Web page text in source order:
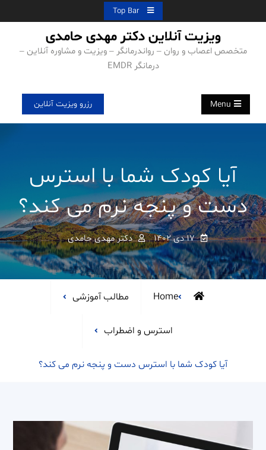
to
Top Bar
ویزیت آنلاین دکتر مهدی حامدی
متخصص اعصاب و روان – رواندرمانگر – ویزیت و مشاوره آنلاین –
درمانگر EMDR
Menu رزرو ویزیت آنلاین
آیا کودک شما با استرس
دست و پنجه نرم می کند؟
۱۷ دی ۱۴۰۲ دکتر مهدی حامدی
Home مطالب آموزشی
استرس و اضطراب
آیا کودک شما با استرس دست و پنجه نرم می کند؟